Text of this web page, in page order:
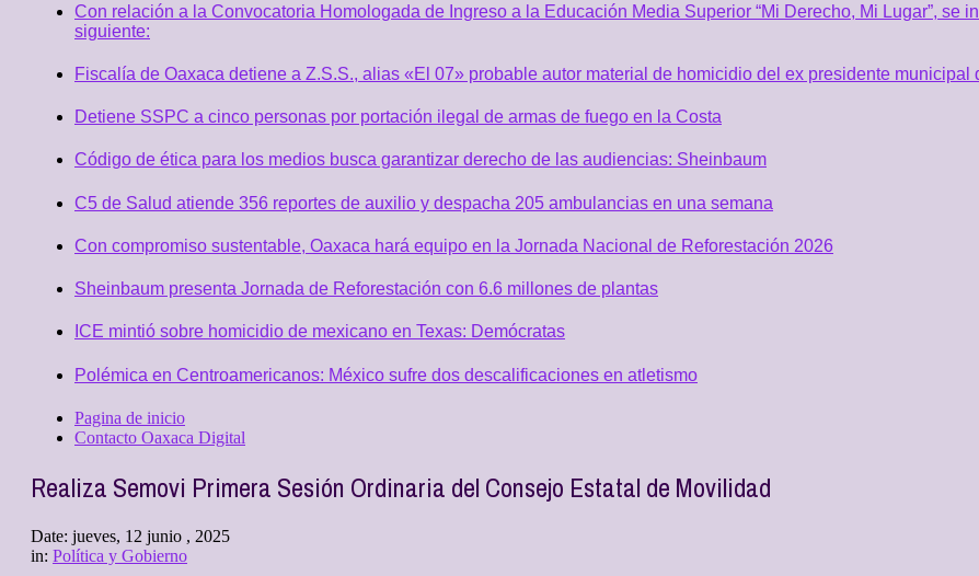
Con relación a la Convocatoria Homologada de Ingreso a la Educación Media Superior “Mi Derecho, Mi Lugar”, se
siguiente:
Fiscalía de Oaxaca detiene a Z.S.S., alias «El 07» probable autor material de homicidio del ex presidente municipal
Detiene SSPC a cinco personas por portación ilegal de armas de fuego en la Costa
Código de ética para los medios busca garantizar derecho de las audiencias: Sheinbaum
C5 de Salud atiende 356 reportes de auxilio y despacha 205 ambulancias en una semana
Con compromiso sustentable, Oaxaca hará equipo en la Jornada Nacional de Reforestación 2026
Sheinbaum presenta Jornada de Reforestación con 6.6 millones de plantas
ICE mintió sobre homicidio de mexicano en Texas: Demócratas
Polémica en Centroamericanos: México sufre dos descalificaciones en atletismo
Pagina de inicio
Contacto Oaxaca Digital
Realiza Semovi Primera Sesión Ordinaria del Consejo Estatal de Movilidad
Date: jueves, 12 junio , 2025
in: Política y Gobierno